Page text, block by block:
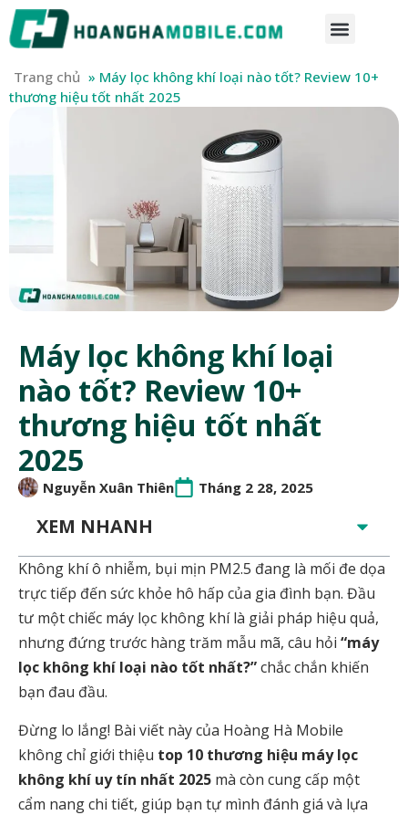
Trang chủ » Máy lọc không khí loại nào tốt? Review 10+
thương hiệu tốt nhất 2025
Máy lọc không khí loại
nào tốt? Review 10+
thương hiệu tốt nhất
2025
Nguyễn Xuân Thiên Tháng 2 28, 2025
XEM NHANH
Không khí ô nhiễm, bụi mịn PM2.5 đang là mối đe dọa
trực tiếp đến sức khỏe hô hấp của gia đình bạn. Đầu
tư một chiếc máy lọc không khí là giải pháp hiệu quả,
nhưng đứng trước hàng trăm mẫu mã, câu hỏi “máy
lọc không khí loại nào tốt nhất?”chắc chắn khiến
bạn đau đầu.
Đừng lo lắng! Bài viết này của Hoàng Hà Mobile
không chỉ giới thiệu top 10 thương hiệu máy lọc
không khí uy tín nhất 2025 mà còn cung cấp một
cẩm nang chi tiết, giúp bạn tự mình đánh giá và lựa